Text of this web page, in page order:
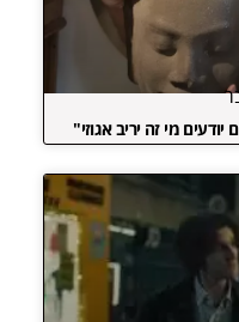
מי זה יריב אגוזי"